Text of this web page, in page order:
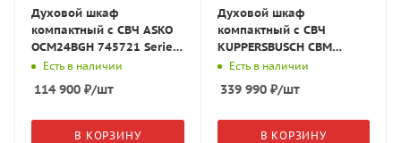
Духовой шкаф
компактный с СВЧ ASKO
OCM24BGH 745721 Series
2, чёрное стекло
Есть в наличии
114 900 ₽/шт
В КОРЗИНУ
Духовой шкаф
компактный с СВЧ
KUPPERSBUSCH CBM
6350.0 S4 чёрное
стекло/Gold
Есть в наличии
339 990₽/шт
В КОРЗИНУ